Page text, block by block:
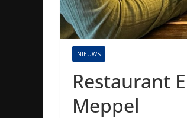
NIEUWS
Restaurant
Meppel